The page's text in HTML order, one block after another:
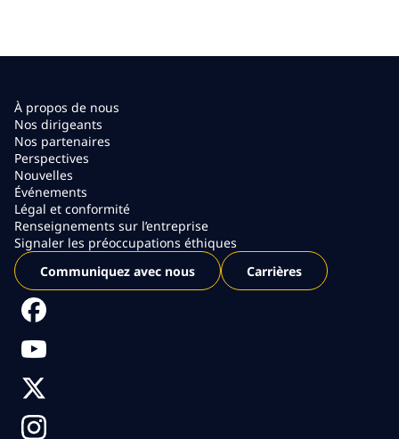
À propos de nous
Nos dirigeants
Nos partenaires
Perspectives
Nouvelles
Événements
Légal et conformité
Renseignements sur l’entreprise
Signaler les préoccupations éthiques
Communiquez avec nous
Carrières